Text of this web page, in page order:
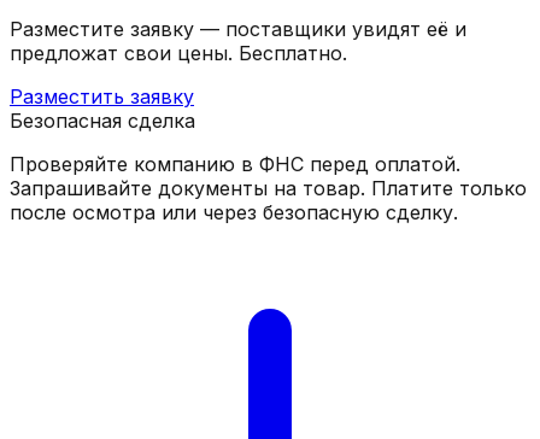
Разместите заявку — поставщики увидят её и
предложат свои цены. Бесплатно.
Разместить заявку
Безопасная сделка
Проверяйте компанию в ФНС перед оплатой.
Запрашивайте документы на товар. Платите только
после осмотра или через безопасную сделку.